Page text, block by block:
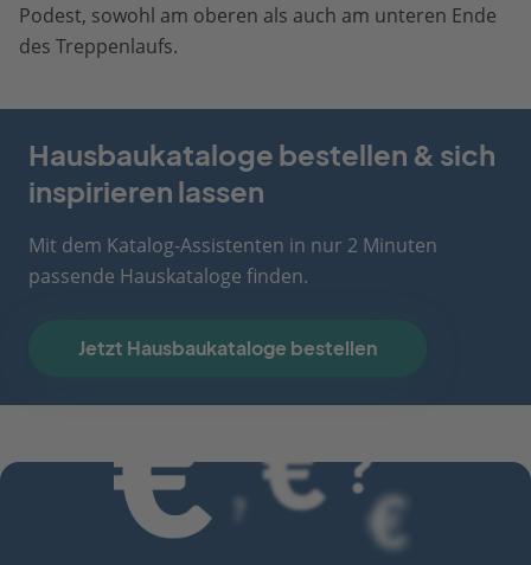
Podest, sowohl am oberen als auch am unteren Ende
des Treppenlaufs.
Hausbaukataloge bestellen & sich
inspirieren lassen
Mit dem Katalog-Assistenten in nur 2 Minuten
passende Hauskataloge finden.
Jetzt Hausbaukataloge bestellen